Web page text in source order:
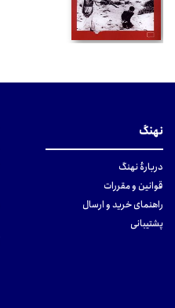
نهنگ
دربارهٔ نهنگ
قوانین و مقررات
راهنمای خرید و ارسال
پشتیبانی